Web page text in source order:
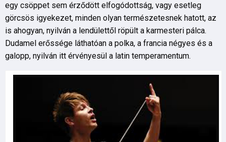
egy csöppet sem érződött elfogódottság, vagy esetleg
görcsös igyekezet, minden olyan természetesnek hatott, az
is ahogyan, nyilván a lendülettől röpült a karmesteri pálca.
Dudamel erőssége láthatóan a polka, a francia négyes és a
galopp, nyilván itt érvényesül a latin temperamentum.